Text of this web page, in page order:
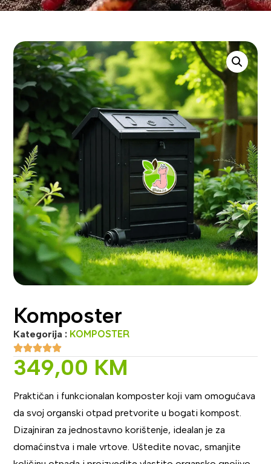
Komposter
Kategorija : KOMPOSTER
349,00 KM
Praktičan i funkcionalan komposter koji vam omogućava
da svoj organski otpad pretvorite u bogati kompost.
Dizajniran za jednostavno korištenje, idealan je za
domaćinstva i male vrtove. Uštedite novac, smanjite